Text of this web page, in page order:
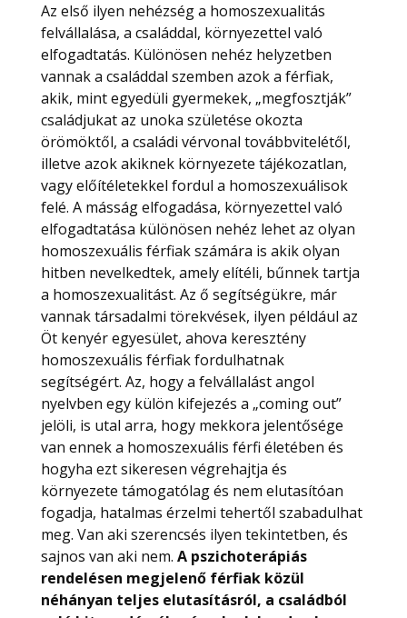
Az első ilyen nehézség a homoszexualitás
felvállalása, a családdal, környezettel való
elfogadtatás. Különösen nehéz helyzetben
vannak a családdal szemben azok a férfiak,
akik, mint egyedüli gyermekek, „megfosztják”
családjukat az unoka születése okozta
örömöktől, a családi vérvonal továbbvitelétől,
illetve azok akiknek környezete tájékozatlan,
vagy előítéletekkel fordul a homoszexuálisok
felé. A másság elfogadása, környezettel való
elfogadtatása különösen nehéz lehet az olyan
homoszexuális férfiak számára is akik olyan
hitben nevelkedtek, amely elítéli, bűnnek tartja
a homoszexualitást. Az ő segítségükre, már
vannak társadalmi törekvések, ilyen például az
Öt kenyér egyesület, ahova keresztény
homoszexuális férfiak fordulhatnak
segítségért. Az, hogy a felvállalást angol
nyelvben egy külön kifejezés a „coming out”
jelöli, is utal arra, hogy mekkora jelentősége
van ennek a homoszexuális férfi életében és
hogyha ezt sikeresen végrehajtja és
környezete támogatólag és nem elutasítóan
fogadja, hatalmas érzelmi tehertől szabadulhat
meg. Van aki szerencsés ilyen tekintetben, és
sajnos van aki nem. A pszichoterápiás
rendelésen megjelenő férfiak közül
néhányan teljes elutasításról, a családból